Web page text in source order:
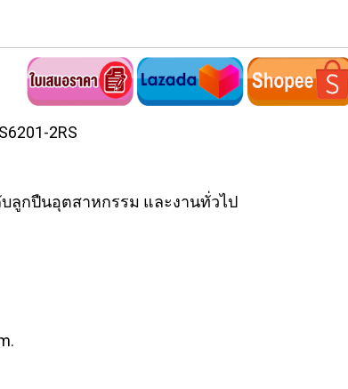
2RS
ลับลูกปืนอุตสาหกรรม และงานทั่วไป